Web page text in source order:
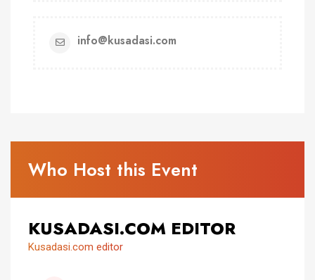
info@kusadasi.com
Who Host this Event
KUSADASI.COM EDITOR
Kusadasi.com editor